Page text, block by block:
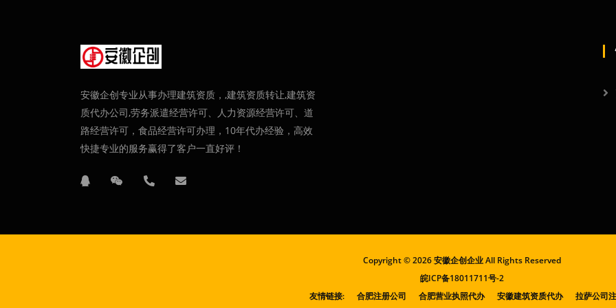
安徽企创专业从事办理建筑资质，,建筑资质转让,建筑资
质代办公司,劳务派遣经营许可、人力资源经营许可、道
路经营许可，食品经营许可办理，10年代办经验，高效
快捷专业的服务赢得了客户一直好评！
Copyright ©2026 安徽企创企业 All Rights Reserved
皖ICP备18011711号-2
友情链接:
合肥注册公司 合肥营业执照代办 安徽建筑资质代办 拉萨公司